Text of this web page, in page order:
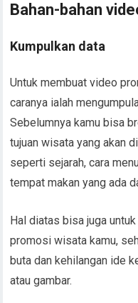
Bahan-bahan
Kumpulkan data
Untuk membuat video
caranya ialah
Sebelumnya kamu bisa
tujuan wisata yang akan
seperti sejarah, cara
tempat makan yang ada
Hal diatas bisa juga
promosi wisata kamu,
buta dan kehilangan ide
atau gambar.